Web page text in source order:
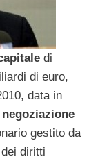
di
di euro,
data in
negoziazione
gestito da
diritti